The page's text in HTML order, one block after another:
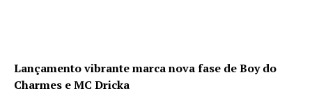
Lançamento vibrante marca nova fase de Boy do
Charmes e MC Dricka